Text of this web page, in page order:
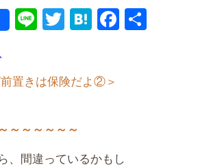
LineTwitter
Hatena共
置きは保険だよ②＞
～～～～～～
、間違っているかもし